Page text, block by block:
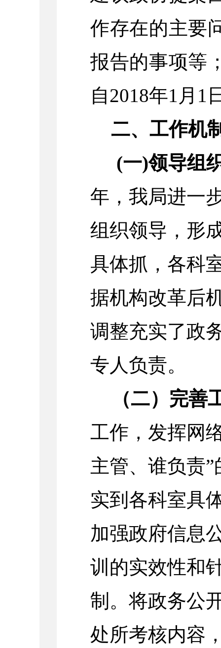
作存在的主要
报告的事项等
自2018年1月1
二、工作机
(一)领导组
年，我局进一
组织领导，形
具体抓，各科
据机构改革后
调整充实了政
专人负责。
（二）完善
工作，发挥网
主管、谁负责
实到各科室具
加强政府信息
训的实效性和
制。将政务公
处所考核内容